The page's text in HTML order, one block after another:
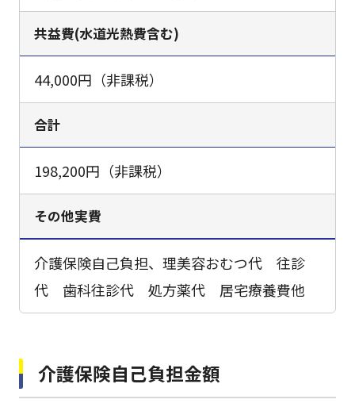
共益費(水道光熱費含む)
44,000円（非課税）
合計
198,200円（非課税）
その他実費
介護保険自己負担、理美容おむつ代 往診
代 歯科往診代 処方薬代 居宅療養費他
介護保険自己負担金額